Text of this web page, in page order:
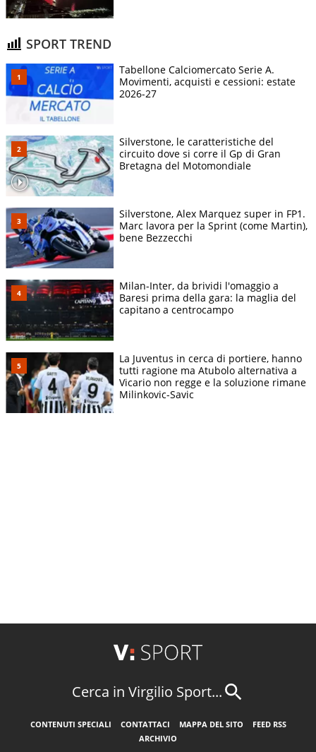
SPORT TREND
Tabellone Calciomercato Serie A.
Movimenti, acquisti e cessioni: estate
2026-27
Silverstone, le caratteristiche del
circuito dove si corre il Gp di Gran
Bretagna del Motomondiale
Silverstone, Alex Marquez super in FP1.
Marc lavora per la Sprint (come Martin),
bene Bezzecchi
Milan-Inter, da brividi l'omaggio a
Baresi prima della gara: la maglia del
capitano a centrocampo
La Juventus in cerca di portiere, hanno
tutti ragione ma Atubolo alternativa a
Vicario non regge e la soluzione rimane
Milinkovic-Savic
Cerca in Virgilio Sport...
CONTENUTI SPECIALI CONTATTACI MAPPA DEL SITO
FEED RSS
ARCHIVIO